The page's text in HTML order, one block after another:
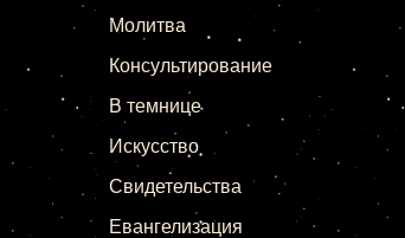
Молитва
Консультирование
В темнице
Искусство
Свидетельства
Евангелизация